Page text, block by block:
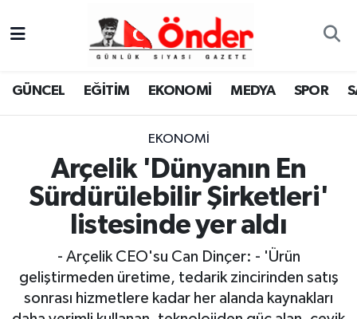
GÜNCEL EĞİTİM EKONOMİ MEDYA SPOR
EKONOMİ
Arçelik 'Dünyanın En
Sürdürülebilir Şirketleri'
listesinde yer aldı
- Arçelik CEO'su Can Dinçer: - 'Ürün
geliştirmeden üretime, tedarik zincirinden satış
sonrası hizmetlere kadar her alanda kaynakları
GÜNCEL
MEDYA
SPOR
SAĞLIK
KÜLTÜR-SANAT
Zonguldak Nöbetçi Eczaneler
Zonguldak Namaz Vakitleri
Zonguldak Trafik Yoğunluk Haritası
TFF 3.Lig 4.Grup Puan Durumu ve Fikstür
Tüm Manşetler
Son Dakika Haberleri